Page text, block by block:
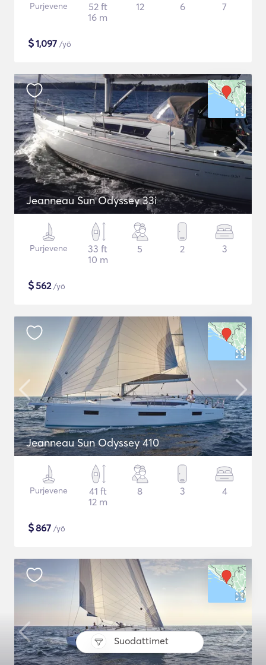
Suodattimet
Purjevene
52 ft
16 m
12 6 7
$1,097 /yö
Jeanneau Sun Odyssey 33i
Purjevene
33 ft
10 m
5 2 3
$562/yö
Jeanneau Sun Odyssey 410
Purjevene
41 ft
12 m
8 3 4
$867 /yö